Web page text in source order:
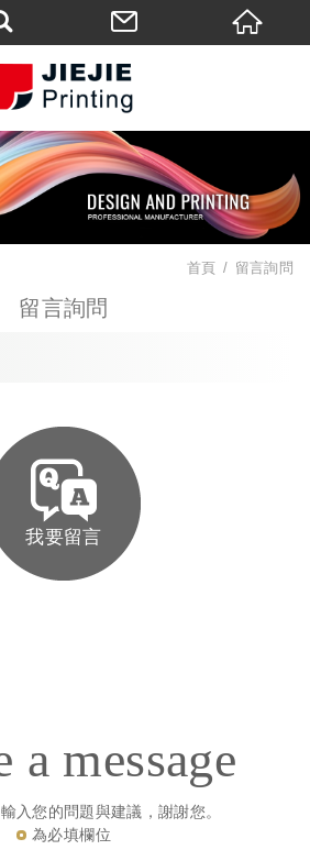
留言詢問
首頁 留言詢問
我要留言
a message
入您的問題與建議，謝謝您。
為必填欄位